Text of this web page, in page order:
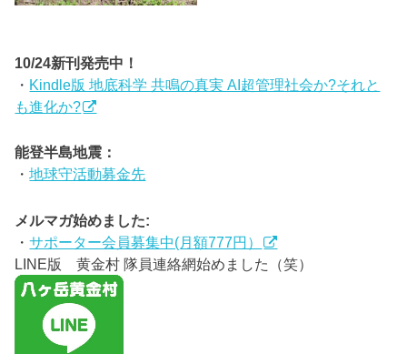
10/24新刊発売中！
・ Kindle版 地底科学 共鳴の真実 AI超管理社会か?それと
も進化か?
能登半島地震：
・地球守活動募金先
メルマガ始めました:
・サポーター会員募集中(月額777円）
LINE版 黄金村 隊員連絡網始めました（笑）